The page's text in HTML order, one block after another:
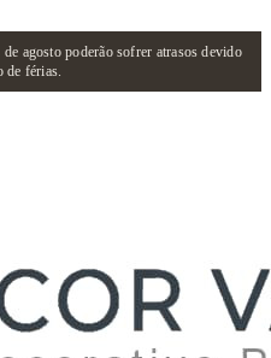
agosto poderão sofrer atrasos devido
de férias.